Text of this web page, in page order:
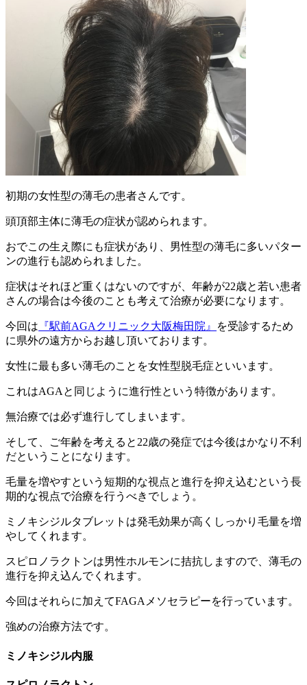
初期の女性型の薄毛の患者さんです。
頭頂部主体に薄毛の症状が認められます。
おでこの生え際にも症状があり、男性型の薄毛に多いパター
ンの進行も認められました。
症状はそれほど重くはないのですが、年齢が22歳と若い患者
さんの場合は今後のことも考えて治療が必要になります。
今回は 『駅前AGAクリニック大阪梅田院』
を受診するため
に県外の遠方からお越し頂いております。
女性に最も多い薄毛のことを女性型脱毛症といいます。
これはAGAと同じように進行性という特徴があります。
無治療では必ず進行してしまいます。
そして、ご年齢を考えると22歳の発症では今後はかなり不利
だということになります。
毛量を増やすという短期的な視点と進行を抑え込むという長
期的な視点で治療を行うべきでしょう。
ミノキシジルタブレットは発毛効果が高くしっかり毛量を増
やしてくれます。
スピロノラクトンは男性ホルモンに拮抗しますので、薄毛の
進行を抑え込んでくれます。
今回はそれらに加えてFAGAメソセラピーを行っています。
強めの治療方法です。
ミノキシジル内服